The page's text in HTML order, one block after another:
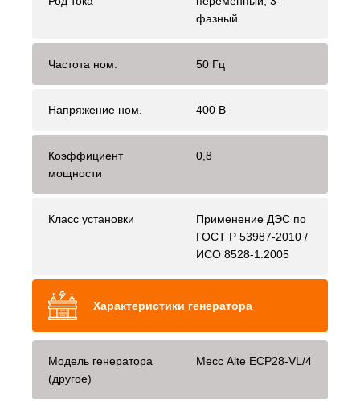
фазный
Частота ном. 50 Гц
Напряжение ном. 400 В
Коэффициент
мощности
0,8
Класс установки
Применение ДЭС по
ГОСТ Р 53987-2010 /
ИСО 8528-1:2005
Характеристики генератора
Модель генератора
(другое)
Mecc Alte ЕСР28-VL/4